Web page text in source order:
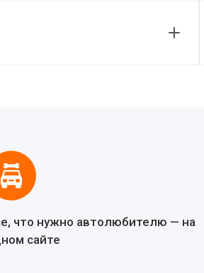
что нужно автолюбителю — на
сайте